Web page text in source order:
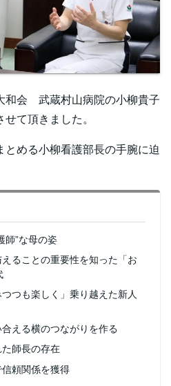
和会 武蔵村山病院の小柳貴子
て頂きました。
める小柳看護部長の手腕に迫
師”な母の姿
ることの重要性を知った「お
つも楽しく」乗り越えた新人
える横のつながりを作る
師長の存在
頼関係を獲得